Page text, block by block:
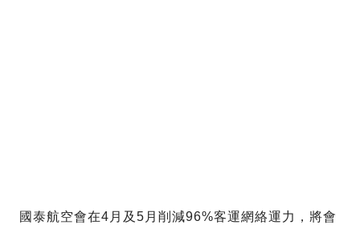
國泰航空會在4月及5月削減96%客運網絡運力，將會